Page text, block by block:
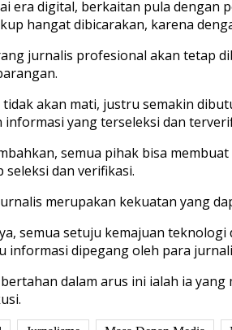
era digital, berkaitan pula dengan
hangat dibicarakan, karena
jurnalis profesional akan tetap
akan mati, justru semakin
yang terseleksi dan
semua pihak bisa
dan verifikasi.
merupakan kekuatan yang
semua setuju kemajuan
informasi dipegang oleh para
dalam arus ini ialah ia